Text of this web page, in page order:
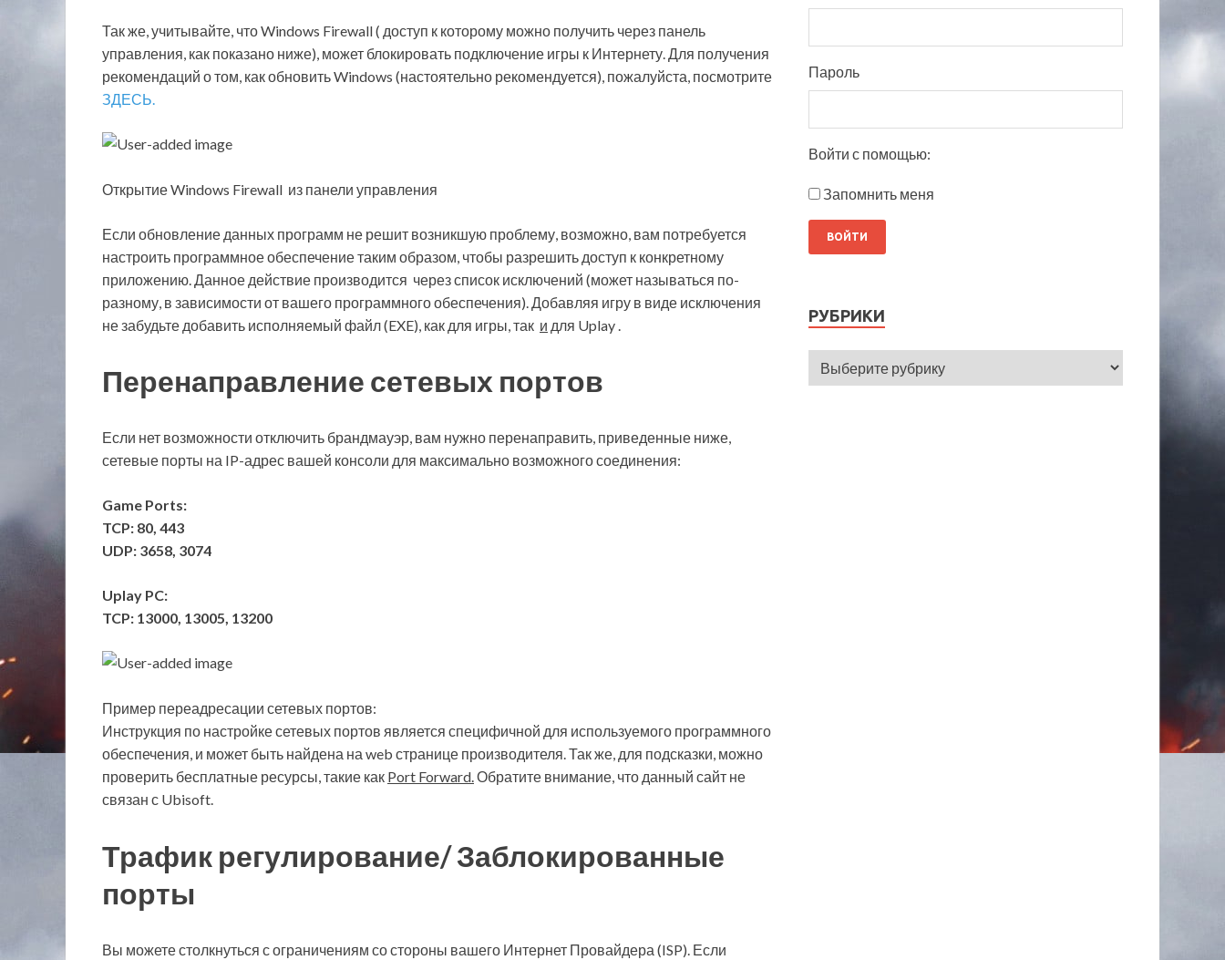
Так же, учитывайте, что Windows Firewall ( доступ к которому можно получить через панель
управления, как показано ниже), может блокировать подключение игры к Интернету. Для получения
рекомендаций о том, как обновить Windows (настоятельно рекомендуется), пожалуйста, посмотрите
ЗДЕСЬ.
Открытие Windows Firewall из панели управления
Если обновление данных программ не решит возникшую проблему, возможно, вам потребуется
настроить программное обеспечение таким образом, чтобы разрешить доступ к конкретному
приложению. Данное действие производится через список исключений (может называться по-
разному, в зависимости от вашего программного обеспечения). Добавляя игру в виде исключения
не забудьте добавить исполняемый файл (EXE), как для игры, так и для Uplay .
Перенаправление сетевых портов
Если нет возможности отключить брандмауэр, вам нужно перенаправить, приведенные ниже,
сетевые порты на IP-адрес вашей консоли для максимально возможного соединения:
Game Ports:
TCP: 80, 443
UDP: 3658, 3074
Uplay PC:
TCP: 13000, 13005, 13200
Пример переадресации сетевых портов:
Инструкция по настройке сетевых портов является специфичной для используемого программного
обеспечения, и может быть найдена на web странице производителя. Так же, для подсказки, можно
проверить бесплатные ресурсы, такие как Port Forward.Обратите внимание, что данный сайт не
связан с Ubisoft.
Трафик регулирование/ Заблокированные
порты
Вы можете столкнуться с ограничениям со стороны вашего Интернет Провайдера (ISP). Если
Пароль
Войти с помощью:
Запомнить меня
РУБРИКИ